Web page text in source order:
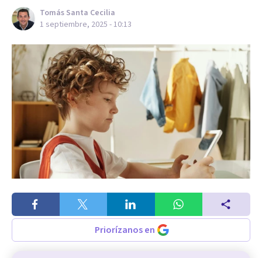
Tomás Santa Cecilia
1 septiembre, 2025 - 10:13
Priorízanos en